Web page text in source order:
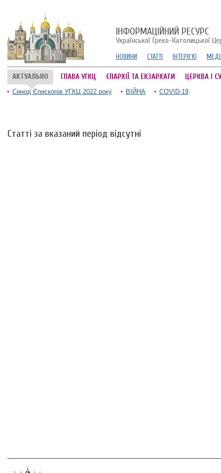
ІНФОРМАЦІЙНИЙ РЕСУРС
Української Греко-Католицької
НОВИНИ СТАТТІ ІНТЕРВ'Ю
АКТУАЛЬНО ГЛАВА УГКЦ ЄПАРХІЇ ТА ЕКЗАРХАТИ ЦЕРКВА І
Синод Єпископів УГКЦ 2022 року ВІЙНА COVID-19
Статті за вказаний період відсутні